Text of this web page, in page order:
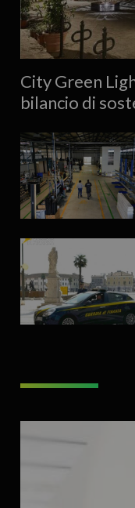
City Green
bilancio di